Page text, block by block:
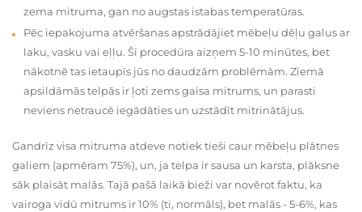
zema mitruma, gan no augstas istabas temperatūras.
Pēc iepakojuma atvēršanas apstrādājiet mēbeļu dēļu galus ar
laku, vasku vai eļļu. Šī procedūra aizņem 5-10 minūtes, bet
nākotnē tas ietaupīs jūs no daudzām problēmām. Ziemā
apsildāmās telpās ir ļoti zems gaisa mitrums, un parasti
neviens netraucē iegādāties un uzstādīt mitrinātājus.
Gandrīz visa mitruma atdeve notiek tieši caur mēbeļu plātnes
galiem (apmēram 75%), un, ja telpa ir sausa un karsta, plāksne
sāk plaisāt malās. Tajā pašā laikā bieži var novērot faktu, ka
vairoga vidū mitrums ir 10% (ti, normāls), bet malās - 5-6%, kas